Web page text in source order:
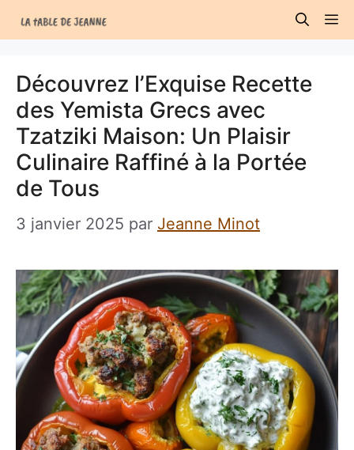
au
Découvrez l’Exquise Recette
des Yemista Grecs avec
Tzatziki Maison: Un Plaisir
Culinaire Raffiné à la Portée
de Tous
3 janvier 2025 par Jeanne Minot